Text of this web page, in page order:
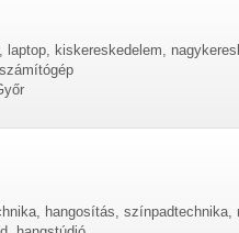
kiskereskedelem,
hangosítás,